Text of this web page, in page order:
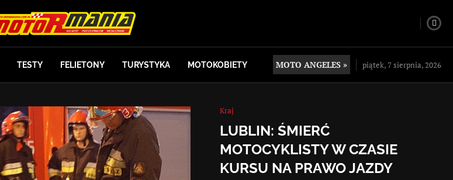
TESTY FELIETONY TURYSTYKA MOTOKOBIETY MOTO ANGELES » piątek, 7 sierpnia, 2026
Kraj
LUBLIN: ŚMIERĆ
MOTOCYKLISTY W CZASIE
KURSU NA PRAWO JAZDY